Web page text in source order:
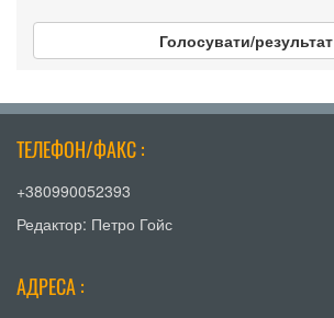
Голосувати/результат
ТЕЛЕФОН/ФАКС :
+380990052393
Редактор: Петро Гойс
АДРЕСА :